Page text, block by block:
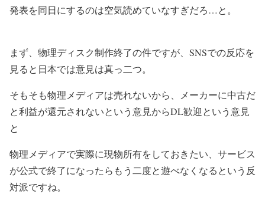
発表を同日にするのは空気読めていなすぎだろ…と。
まず、物理ディスク制作終了の件ですが、SNSでの反応を
見ると日本では意見は真っ二つ。
そもそも物理メディアは売れないから、メーカーに中古だ
と利益が還元されないという意見からDL歓迎という意見
と
物理メディアで実際に現物所有をしておきたい、サービス
が公式で終了になったらもう二度と遊べなくなるという反
対派ですね。